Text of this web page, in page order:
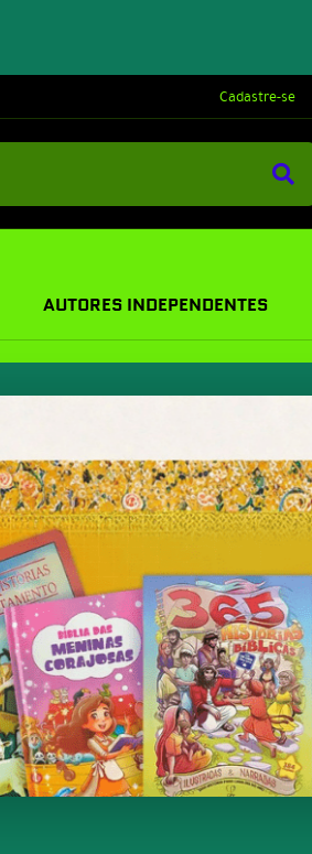
Cadastre-se
AUTORES INDEPENDENTES